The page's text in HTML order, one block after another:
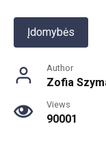
Įdomybės
Author
Zofia
Views
90001